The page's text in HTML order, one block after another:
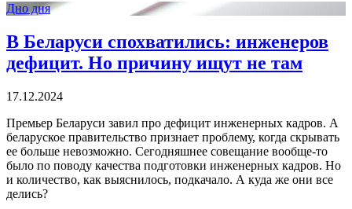
Дно дня
В Беларуси спохватились: инженеров
дефицит. Но причину ищут не там
17.12.2024
Премьер Беларуси завил про дефицит инженерных кадров. А
беларуское правительство признает проблему, когда скрывать
ее больше невозможно. Сегодняшнее совещание вообще-то
было по поводу качества подготовки инженерных кадров. Но
и количество, как выяснилось, подкачало. А куда же они все
делись?